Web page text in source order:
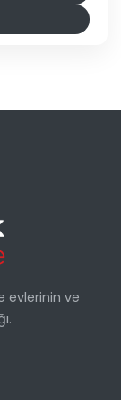
evlerinin ve